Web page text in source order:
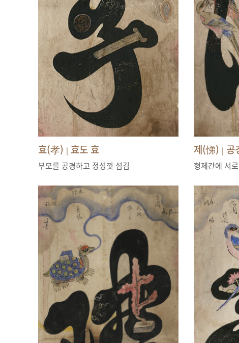
효(孝) | 효도 효
부모를 공경하고 정성껏 섬김
제(悌) | 공
형제간에 서